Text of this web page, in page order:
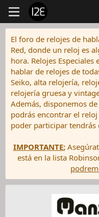
El foro de relojes de
Red, donde un reloj es
hora. Relojes
hablar de relojes de
Seiko, alta relojería,
relojería gruesa y
Además, disponemos
podrás encontrar el
poder participar tendrás
IMPORTANTE:
está en la lista